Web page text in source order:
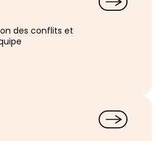
des conflits et